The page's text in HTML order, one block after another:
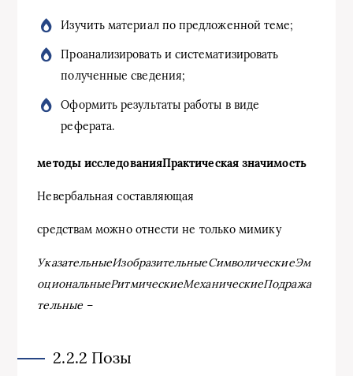
Изучить материал по предложенной теме;
Проанализировать и систематизировать
полученные сведения;
Оформить результаты работы в виде
реферата.
методы исследованияПрактическая значимость
Невербальная составляющая
средствам можно отнести не только мимику
УказательныеИзобразительныеСимволическиеЭм
оциональныеРитмическиеМеханическиеПодража
тельные –
2.2.2 Позы